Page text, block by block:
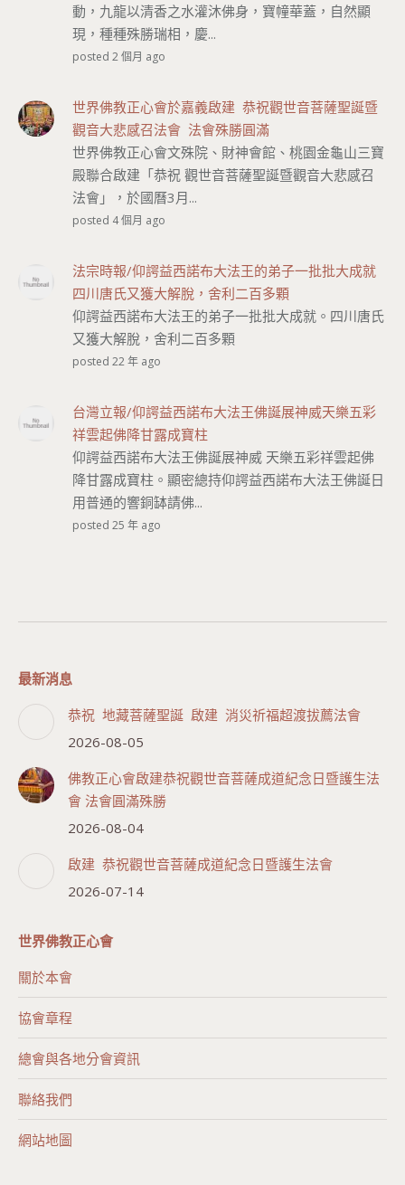
動，九龍以清香之水灌沐佛身，寶幢華蓋，自然顯
現，種種殊勝瑞相，慶...
posted 2 個月 ago
世界佛教正心會於嘉義啟建 恭祝觀世音菩薩聖誕暨
觀音大悲感召法會 法會殊勝圓滿
世界佛教正心會文殊院、財神會館、桃園金龜山三寶
殿聯合啟建「恭祝 觀世音菩薩聖誕暨觀音大悲感召
法會」，於國曆3月...
posted 4 個月 ago
法宗時報/仰諤益西諾布大法王的弟子一批批大成就
四川唐氏又獲大解脫，舍利二百多顆
仰諤益西諾布大法王的弟子一批批大成就。四川唐氏
又獲大解脫，舍利二百多顆
posted 22 年 ago
台灣立報/仰諤益西諾布大法王佛誕展神威天樂五彩
祥雲起佛降甘露成寶柱
仰諤益西諾布大法王佛誕展神威 天樂五彩祥雲起佛
降甘露成寶柱。顯密總持仰諤益西諾布大法王佛誕日
用普通的響銅缽請佛...
posted 25 年 ago
最新消息
恭祝 地藏菩薩聖誕 啟建 消災祈福超渡拔薦法會
2026-08-05
佛教正心會啟建恭祝觀世音菩薩成道紀念日暨護生法
會 法會圓滿殊勝
2026-08-04
啟建 恭祝觀世音菩薩成道紀念日暨護生法會
2026-07-14
世界佛教正心會
關於本會
協會章程
總會與各地分會資訊
聯絡我們
網站地圖